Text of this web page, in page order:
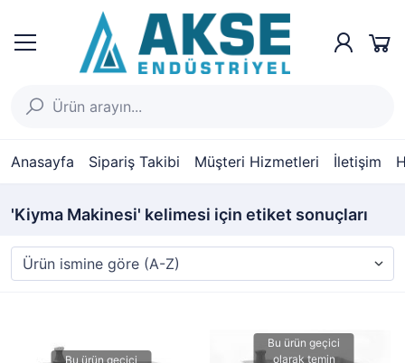
Anasayfa Sipariş Takibi Müşteri Hizmetleri İletişim
'Kiyma Makinesi' kelimesi için etiket sonuçları